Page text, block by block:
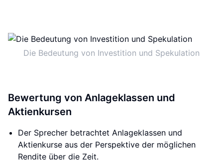
Die Bedeutung von Investition und Spekulation
Bewertung von Anlageklassen und
Aktienkursen
Der Sprecher betrachtet Anlageklassen und
Aktienkurse aus der Perspektive der möglichen
Rendite über die Zeit.